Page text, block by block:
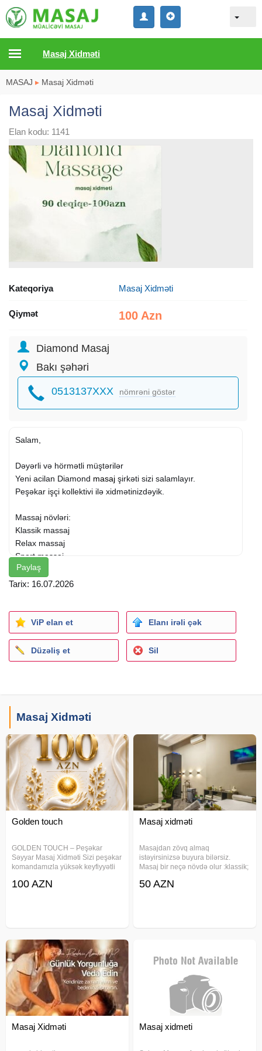
Masaj Xidməti
MASAJ ▸ Masaj Xidməti
Masaj Xidməti
Elan kodu: 1141
Kateqoriya Masaj Xidməti
Qiymət 100 Azn
Diamond Masaj
Bakı şəhəri
0513137XXX nömrəni göstər
Salam,
Dəyərli və hörmətli müştərilər
Yeni acilan Diamond masaj şirkəti sizi salamlayır.
Peşəkar işçi kollektivi ilə xidmətinizdəyik.
Massaj növləri:
Klassik massaj
Relax massaj
Sport massaj
Üz massaj
Intim Yoxdur
Paylaş
Tarix: 16.07.2026
ViP elan et Elanı irəli çək
Düzəliş et Sil
Masaj Xidməti
Golden touch
GOLDEN TOUCH – Peşəkar
Səyyar Masaj Xidməti Sizi peşəkar
komandamızla yüksək keyfiyyətli
dəvət edirik. 90 dəqiqə Peşəkar
100 AZN
Masaj xidməti
Masajdan zövq almaq
istəyirsinizsə buyura bilərsiz.
Masaj bir neçə növdə olur :klassik;
yağlar ilə masaj edirəm. Ayaq
50 AZN
Masaj Xidməti Masaj xidmeti